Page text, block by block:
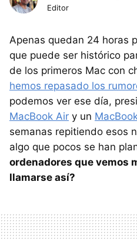
Editor
Apenas quedan 24 horas
que puede ser histórico
de los primeros Mac con
hemos repasado los
podemos ver ese día,
MacBook Air y un
semanas repitiendo esos
algo que pocos se han
ordenadores que vemos
llamarse así?